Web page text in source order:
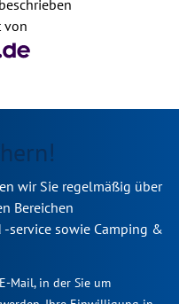
von
wir Sie regelmäßig über
Bereichen
service sowie Camping &
Mail, in der Sie um